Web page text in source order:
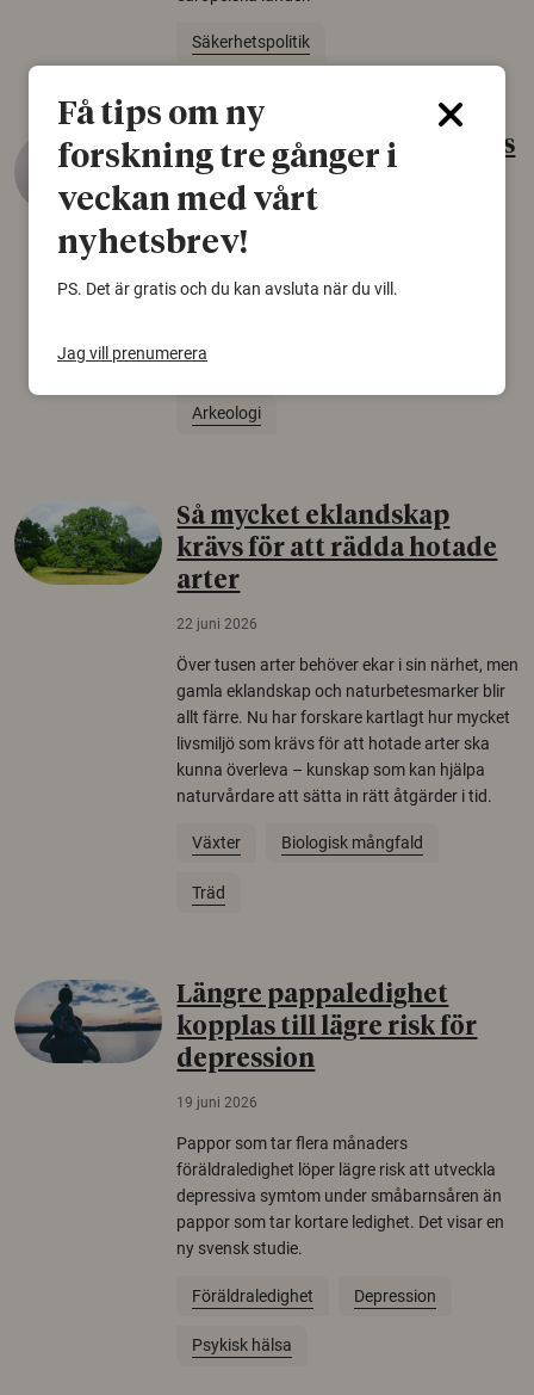
Säkerhetspolitik
Gammalt skinn var Sveriges
äldsta sko
björnfäll visar sig vara delar av en 2000 år
Norden.
Arkeologi
Så mycket eklandskap
krävs för att rädda hotade
arter
22 juni 2026
Över tusen arter behöver ekar i sin närhet, men
gamla eklandskap och naturbetesmarker blir
allt färre. Nu har forskare kartlagt hur mycket
livsmiljö som krävs för att hotade arter ska
kunna överleva – kunskap som kan hjälpa
naturvårdare att sätta in rätt åtgärder i tid.
Växter Biologisk mångfald
Träd
Längre pappaledighet
kopplas till lägre risk för
depression
19 juni 2026
Pappor som tar flera månaders
föräldraledighet löper lägre risk att utveckla
depressiva symtom under småbarnsåren än
pappor som tar kortare ledighet. Det visar en
ny svensk studie.
Föräldraledighet Depression
Psykisk hälsa
Få tips om ny
forskning tre gånger i
veckan med vårt
nyhetsbrev!
PS. Det är gratis och du kan avsluta när du vill.
Jag vill prenumerera